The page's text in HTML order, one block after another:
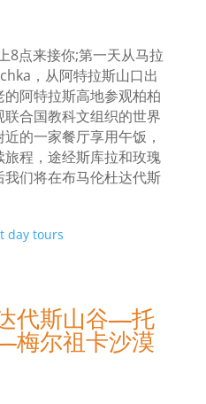
8点来接你;第一天从马拉
，从阿特拉斯山口出
阿特拉斯高地参观柏柏
合国教科文组织的世界
的一家餐厅享用午饭，
程，途经斯库拉和玫瑰
们将在布马伦杜达代斯
代斯山谷—托
梅尔祖卡沙漠